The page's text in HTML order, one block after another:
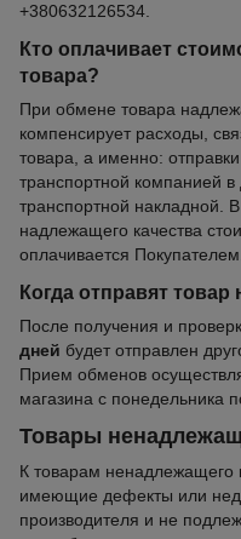
+380632126534.
Кто оплачивает
товара?
При обмене товара
компенсирует расходы,
товара, а именно:
транспортной компанией в
транспортной накладной.
надлежащего качества
оплачивается Покупателем.
Когда отправят товар
После получения и
дней будет отправлен
Прием обменов
магазина с понедельника
Товары
К товарам ненадлежащего
имеющие дефекты или
производителя и не